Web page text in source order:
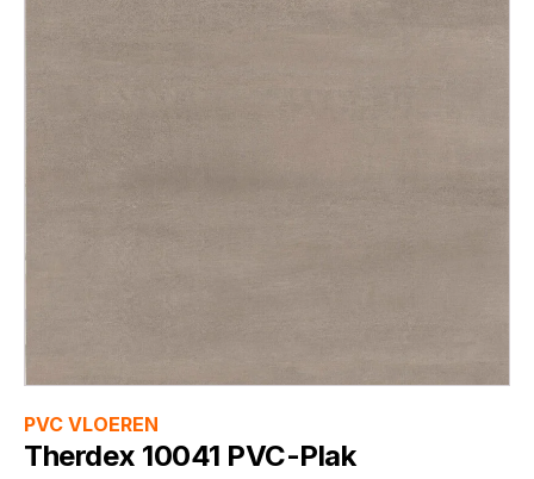
PVC VLOEREN
Therdex 10041 PVC-Plak